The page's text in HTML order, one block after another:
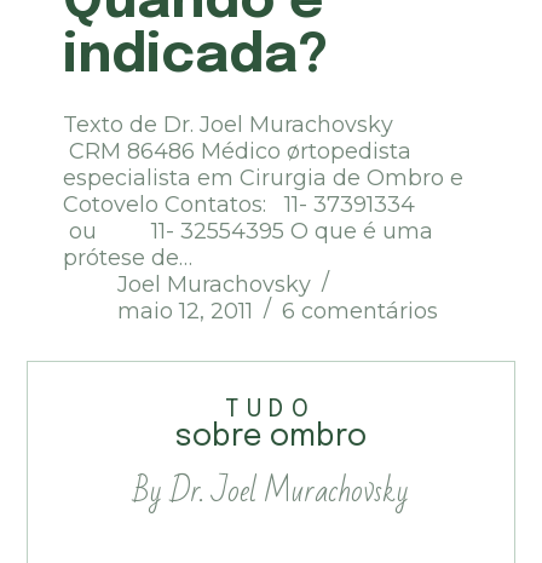
indicada?
Texto de Dr. Joel Murachovsky
CRM 86486 Médico ørtopedista
especialista em Cirurgia de Ombro e
Cotovelo Contatos: 11- 37391334
ou 11- 32554395 O que é uma
prótese de…
Joel Murachovsky
maio 12, 2011
6 comentários
TUDO
sobre ombro
By Dr. Joel Murachovsky